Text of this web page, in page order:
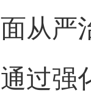
从严
过强